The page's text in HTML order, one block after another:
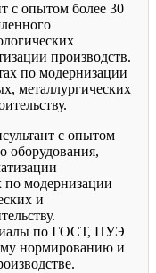
с опытом более 30
производств.
по модернизации
металлургических
с опытом
оборудования,
по модернизации
и
по ГОСТ, ПУЭ
нормированию и